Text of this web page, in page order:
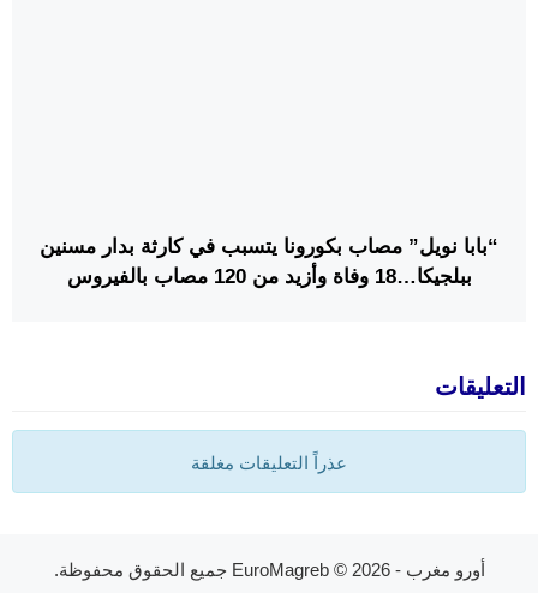
“بابا نويل” مصاب بكورونا يتسبب في كارثة بدار مسنين
ببلجيكا…18 وفاة وأزيد من 120 مصاب بالفيروس
التعليقات
عذراً التعليقات مغلقة
أورو مغرب - EuroMagreb© 2026 جميع الحقوق محفوظة.